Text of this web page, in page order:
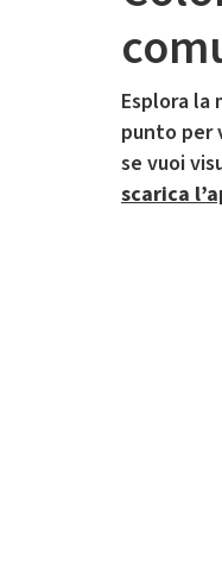
Esplora la
punto per
se vuoi
scarica